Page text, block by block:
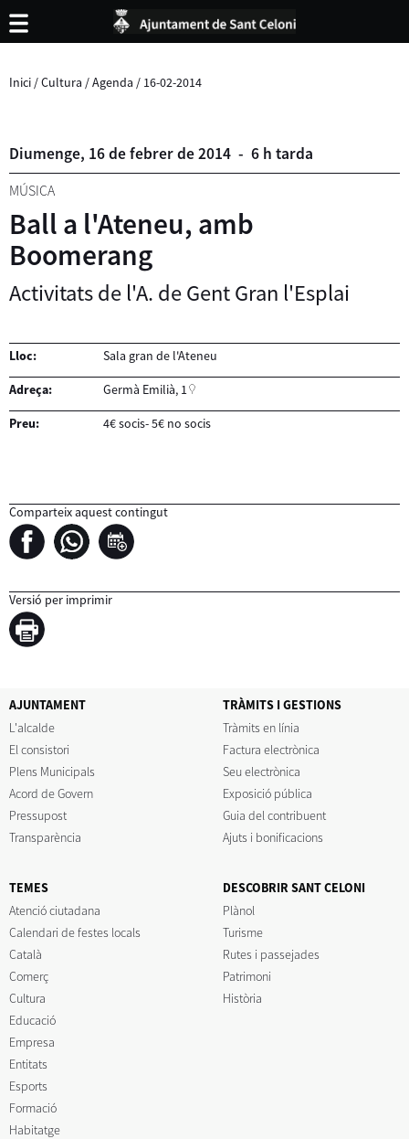
Inici /Cultura /Agenda / 16-02-2014
Diumenge, 16defebrerde2014 - 6 h tarda
MÚSICA
Ball a l'Ateneu, amb
Boomerang
Activitats de l'A. de Gent Gran l'Esplai
Lloc: Sala gran de l'Ateneu
Adreça: Germà Emilià, 1
Preu: 4€ socis- 5€ no socis
Comparteix aquest contingut
Versió per imprimir
AJUNTAMENT
L'alcalde
El consistori
Plens Municipals
Acord de Govern
Pressupost
Transparència
TRÀMITS I GESTIONS
Tràmits en línia
Factura electrònica
Seu electrònica
Exposició pública
Guia del contribuent
Ajuts i bonificacions
TEMES
Atenció ciutadana
Calendari de festes locals
Català
Comerç
Cultura
Educació
Empresa
Entitats
Esports
Formació
Habitatge
DESCOBRIR SANT CELONI
Plànol
Turisme
Rutes i passejades
Patrimoni
Història